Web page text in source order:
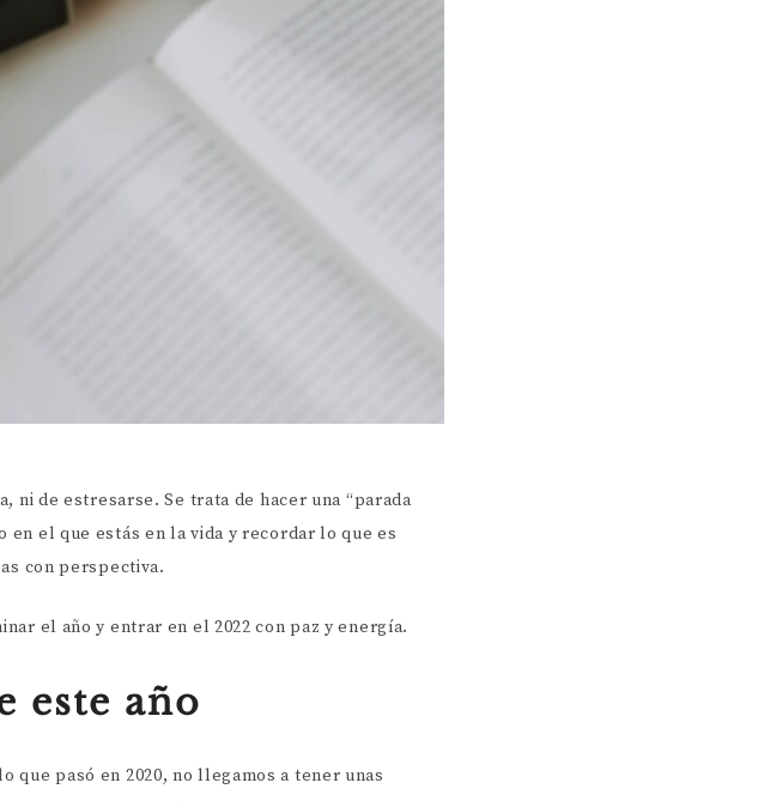
de estresarse. Se trata de hacer una “parada
en el que estás en la vida y recordar lo que es
con perspectiva.
el año y entrar en el 2022 con paz y energía.
este año
que pasó en 2020, no llegamos a tener unas